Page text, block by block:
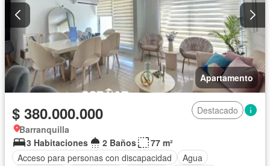
Apartamento
$ 380.000.000
Destacado
Barranquilla
3 Habitaciones
2 Baños
77 m²
Acceso para personas con discapacidad
Agua